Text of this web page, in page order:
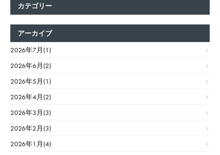
カテゴリー
アーカイブ
2026年7月(1)
2026年6月(2)
2026年5月(1)
2026年4月(2)
2026年3月(3)
2026年2月(3)
2026年1月(4)